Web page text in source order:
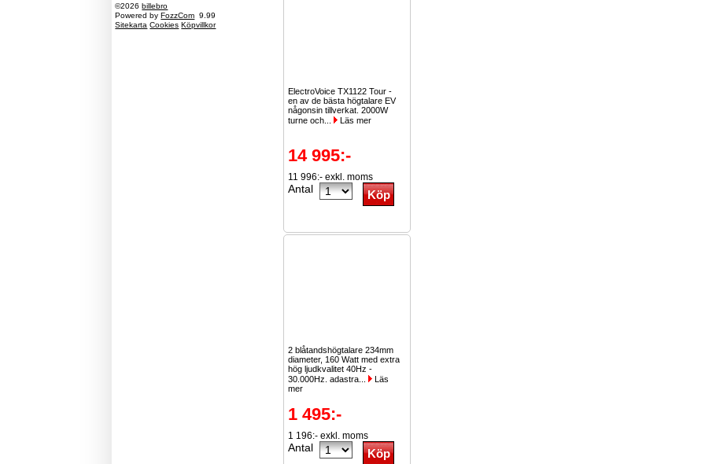
©2026billebro
Powered byFozzCom 9.99
Sitekarta Cookies Köpvillkor
ElectroVoice TX1122 Tour -
en av de bästa högtalare EV
någonsin tillverkat. 2000W
turne och...
Läs mer
14 995:-
11 996:- exkl. moms
Antal
2 blåtandshögtalare 234mm
diameter, 160 Watt med extra
hög ljudkvalitet 40Hz -
30.000Hz. adastra...
Läs
mer
1 495:-
1 196:- exkl. moms
Antal